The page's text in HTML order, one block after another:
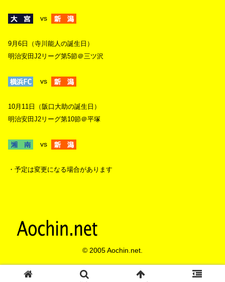
vs
9月6日（寺川能人の誕生日）
明治安田J2リーグ第5節＠三ツ沢
vs
10月11日（阪口大助の誕生日）
明治安田J2リーグ第10節＠平塚
vs
・予定は変更になる場合があります
© 2005 Aochin.net.